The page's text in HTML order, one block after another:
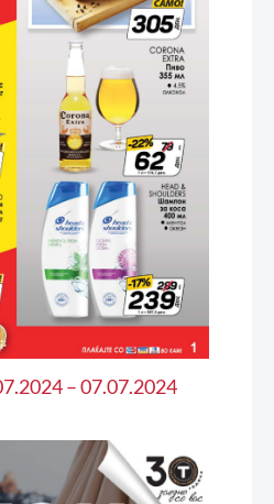
– 07.07.2024